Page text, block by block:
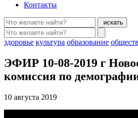
Контакты
искать
здоровье культура образование
ЭФИР 10-08-2019 г
комиссия по
10 августа 2019